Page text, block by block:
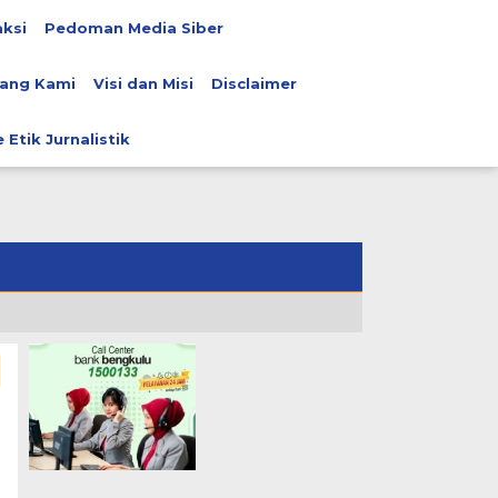
Pedoman Media Siber
Kami Visi dan Misi Disclaimer
Etik Jurnalistik